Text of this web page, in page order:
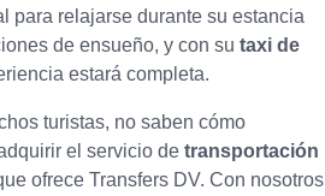
para relajarse durante su estancia
de ensueño, y con su taxi de
estará completa.
turistas, no saben cómo
el servicio de transportación
ofrece Transfers DV. Con nosotros